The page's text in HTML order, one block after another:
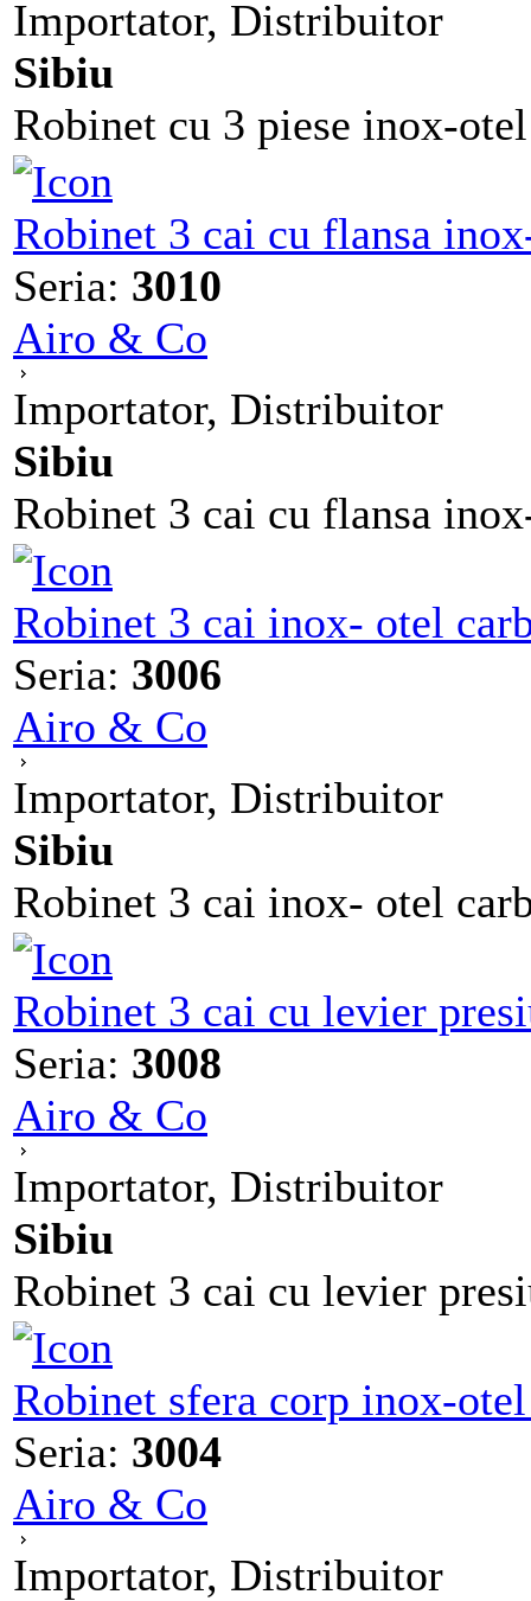
Importator, Distribuitor
Sibiu
Robinet cu 3 piese inox-
Robinet 3 cai cu flansa
Seria: 3010
Airo & Co
Importator, Distribuitor
Sibiu
Robinet 3 cai cu flansa
Robinet 3 cai inox- otel
Seria: 3006
Airo & Co
Importator, Distribuitor
Sibiu
Robinet 3 cai inox- otel
Robinet 3 cai cu levier
Seria: 3008
Airo & Co
Importator, Distribuitor
Sibiu
Robinet 3 cai cu levier
Robinet sfera corp inox-
Seria: 3004
Airo & Co
Importator, Distribuitor